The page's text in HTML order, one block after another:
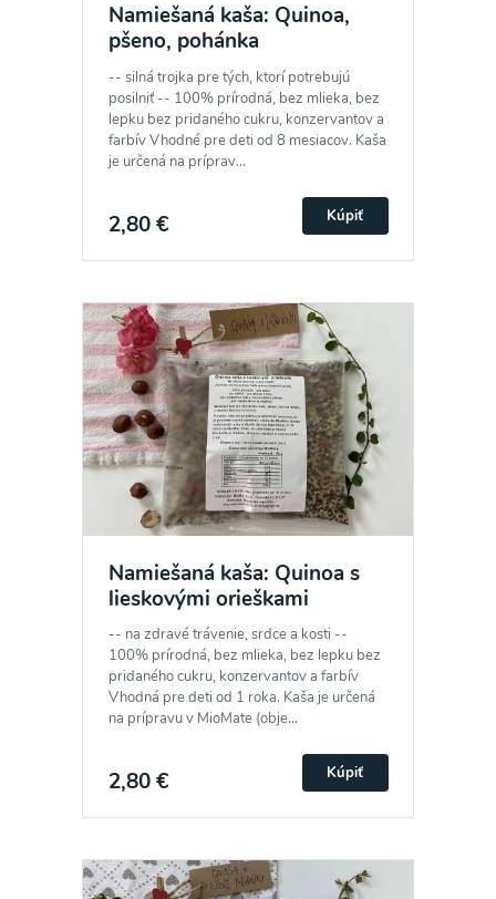
Namiešaná kaša: Quinoa,
pšeno, pohánka
-- silná trojka pre tých, ktorí potrebujú
posilniť -- 100% prírodná, bez mlieka, bez
lepku bez pridaného cukru, konzervantov a
farbív Vhodné pre deti od 8 mesiacov. Kaša
je určená na príprav...
2,80 € Kúpiť
Namiešaná kaša: Quinoa s
lieskovými orieškami
-- na zdravé trávenie, srdce a kosti --
100% prírodná, bez mlieka, bez lepku bez
pridaného cukru, konzervantov a farbív
Vhodná pre deti od 1 roka. Kaša je určená
na prípravu v MioMate (obje...
2,80 € Kúpiť